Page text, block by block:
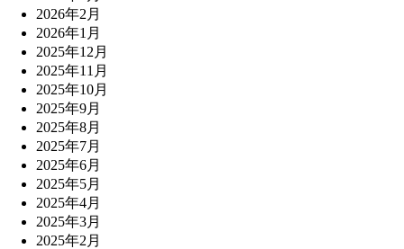
2026年2月
2026年1月
2025年12月
2025年11月
2025年10月
2025年9月
2025年8月
2025年7月
2025年6月
2025年5月
2025年4月
2025年3月
2025年2月